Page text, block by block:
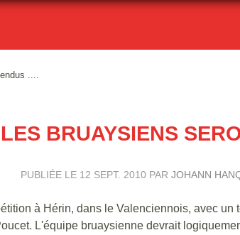
....
BRUAYSIENS
PUBLIÉE LE 12 SEPT. 2010 PAR JOHANN
à Hérin, dans le Valenciennois, avec un
L'équipe bruaysienne devrait